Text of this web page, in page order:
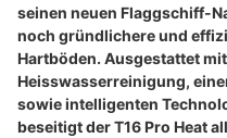
seinen neuen Flaggschiff-
noch gründlichere und
Hartböden. Ausgestattet
Heisswasserreinigung,
sowie intelligenten
beseitigt der T16 Pro Heat